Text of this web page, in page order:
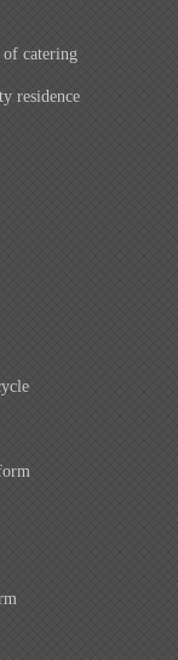
catering
residence